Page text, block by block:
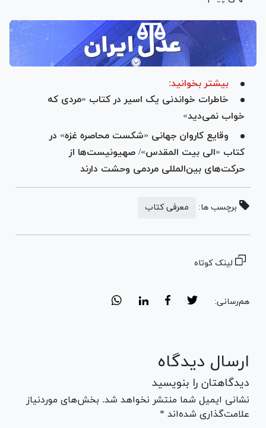
بیشتر بخوانید:
خاطرات خواندنی یک اسیر در کتاب «مردی که
خواب نمی‌دید»
وقایع کاروان جهانی «شکست محاصره غزه» در
کتاب «الی بیت المقدس»/ صهیونیست‌ها از
حرکت‌های بین‌المللی مردمی وحشت دارند
برچسب ها: معرفی کتاب
لینک کوتاه
هم‌رسانی:
ارسال دیدگاه
دیدگاهتان را بنویسید
نشانی ایمیل شما منتشر نخواهد شد. بخش‌های موردنیاز
علامت‌گذاری شده‌اند *